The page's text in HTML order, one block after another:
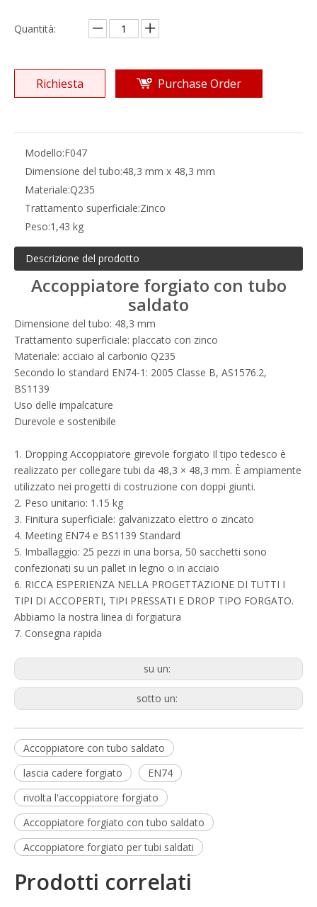
Quantità:
Richiesta Purchase Order
Modello:F047
Dimensione del tubo:48,3 mm x 48,3 mm
Materiale:Q235
Trattamento superficiale:Zinco
Peso:1,43 kg
Descrizione del prodotto
Accoppiatore forgiato con tubo
saldato
Dimensione del tubo: 48,3 mm
Trattamento superficiale: placcato con zinco
Materiale: acciaio al carbonio Q235
Secondo lo standard EN74-1: 2005 Classe B, AS1576.2,
BS1139
Uso delle impalcature
Durevole e sostenibile
1. Dropping Accoppiatore girevole forgiato Il tipo tedesco è
realizzato per collegare tubi da 48,3 × 48,3 mm. È ampiamente
utilizzato nei progetti di costruzione con doppi giunti.
2. Peso unitario: 1.15 kg
3. Finitura superficiale: galvanizzato elettro o zincato
4. Meeting EN74 e BS1139 Standard
5. Imballaggio: 25 pezzi in una borsa, 50 sacchetti sono
confezionati su un pallet in legno o in acciaio
6. RICCA ESPERIENZA NELLA PROGETTAZIONE DI TUTTI I
TIPI DI ACCOPERTI, TIPI PRESSATI E DROP TIPO FORGATO.
Abbiamo la nostra linea di forgiatura
7. Consegna rapida
su un:
sotto un:
Accoppiatore con tubo saldato
lascia cadere forgiato
EN74
rivolta l'accoppiatore forgiato
Accoppiatore forgiato con tubo saldato
Accoppiatore forgiato per tubi saldati
Prodotti correlati